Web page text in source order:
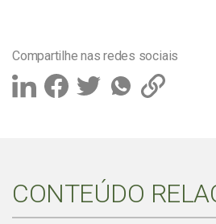
Compartilhe nas redes sociais
CONTEÚDO